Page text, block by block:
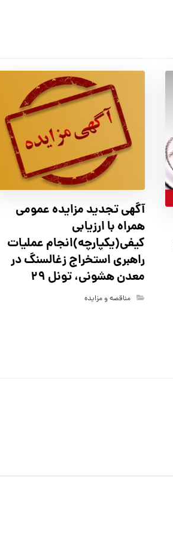
آگهي تجدید مزايده عمومی
همراه با ارزیابی
کیفی(یکپارچه)انجام عملیات
راهبری استخراج زغالسنگ در
معدن هشونی، تونل ۲۹
مناقصه و مزایده